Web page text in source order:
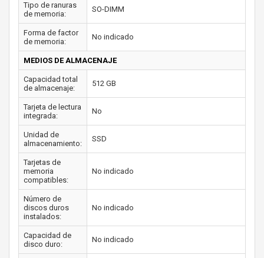
Tipo de ranuras
de memoria:
SO-DIMM
Forma de factor
de memoria:
No indicado
MEDIOS DE ALMACENAJE
Capacidad total
de almacenaje:
512 GB
Tarjeta de lectura
integrada:
No
Unidad de
almacenamiento:
SSD
Tarjetas de
memoria
compatibles:
No indicado
Número de
discos duros
instalados:
No indicado
Capacidad de
disco duro:
No indicado